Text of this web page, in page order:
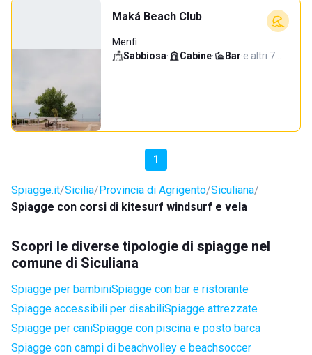
Maká Beach Club
Menfi
Sabbiosa· Cabine· Bar·e altri 7…
1
Spiagge.it Sicilia Provincia di Agrigento Siculiana
Spiagge con corsi di kitesurf windsurf e vela
Scopri le diverse tipologie di spiagge nel
comune di Siculiana
Spiagge per bambiniSpiagge con bar e ristorante
Spiagge accessibili per disabiliSpiagge attrezzate
Spiagge per caniSpiagge con piscina e posto barca
Spiagge con campi di beachvolley e beachsoccer